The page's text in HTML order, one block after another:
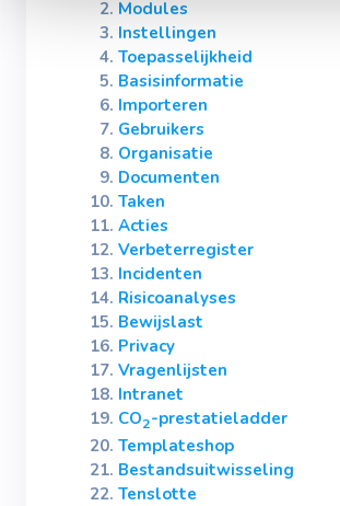
Modules
Instellingen
Toepasselijkheid
Basisinformatie
Importeren
Gebruikers
Organisatie
Documenten
Taken
Acties
Verbeterregister
Incidenten
Risicoanalyses
Bewijslast
Privacy
Vragenlijsten
Intranet
CO2-prestatieladder
Templateshop
Bestandsuitwisseling
Tenslotte